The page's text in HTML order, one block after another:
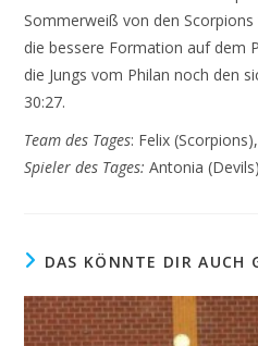
Sommerweiß von den
die bessere Formation auf dem
die Jungs vom Philan noch den
30:27.
Team des Tages: Felix
Spieler des Tages: Antonia (Devils)
DAS KÖNNTE DIR AUCH